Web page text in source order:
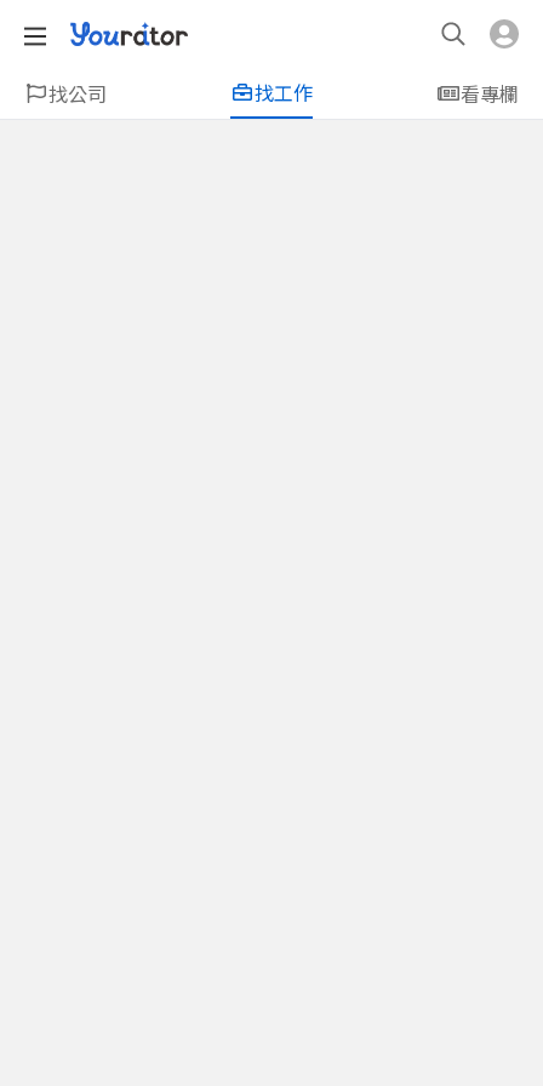
找公司 找工作 看專欄